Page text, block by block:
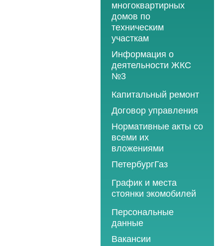
многоквартирных
домов по
техническим
участкам
Информация о
деятельности ЖКС
№3
Программы
2013 год
2014 год
2015 год
2016 год
2017 год
2018 год
Капитальный ремонт
Договор управления
Нормативные акты со
всеми их
вложениями
ПетербургГаз
2018 год
2019 год
2020 год
2021 год
2022 год
График и места
стоянки экомобилей
2019 год
2020 год
2021 год
Персональные
данные
Вакансии